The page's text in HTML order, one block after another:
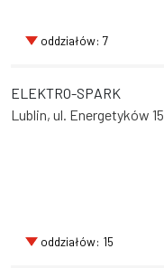
oddziałów: 7
ELEKTRO-SPARK
Lublin, ul. Energetyków 15
oddziałów: 15